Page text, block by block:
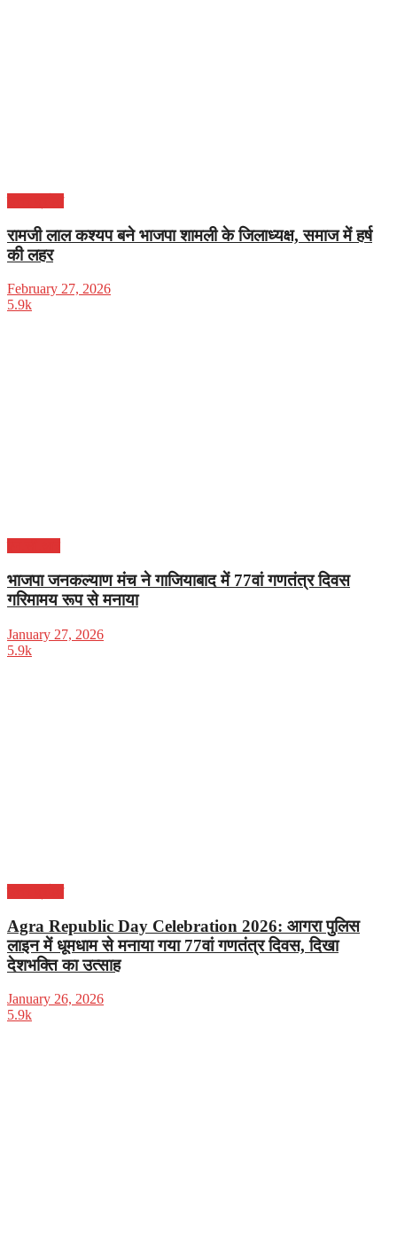
रामजी लाल कश्यप बने भाजपा शामली के जिलाध्यक्ष, समाज में हर्ष
की लहर
February 27, 2026
5.9k
भाजपा जनकल्याण मंच ने गाजियाबाद में 77वां गणतंत्र दिवस
गरिमामय रूप से मनाया
January 27, 2026
5.9k
Agra Republic Day Celebration 2026: आगरा पुलिस
लाइन में धूमधाम से मनाया गया 77वां गणतंत्र दिवस, दिखा
देशभक्ति का उत्साह
January 26, 2026
5.9k